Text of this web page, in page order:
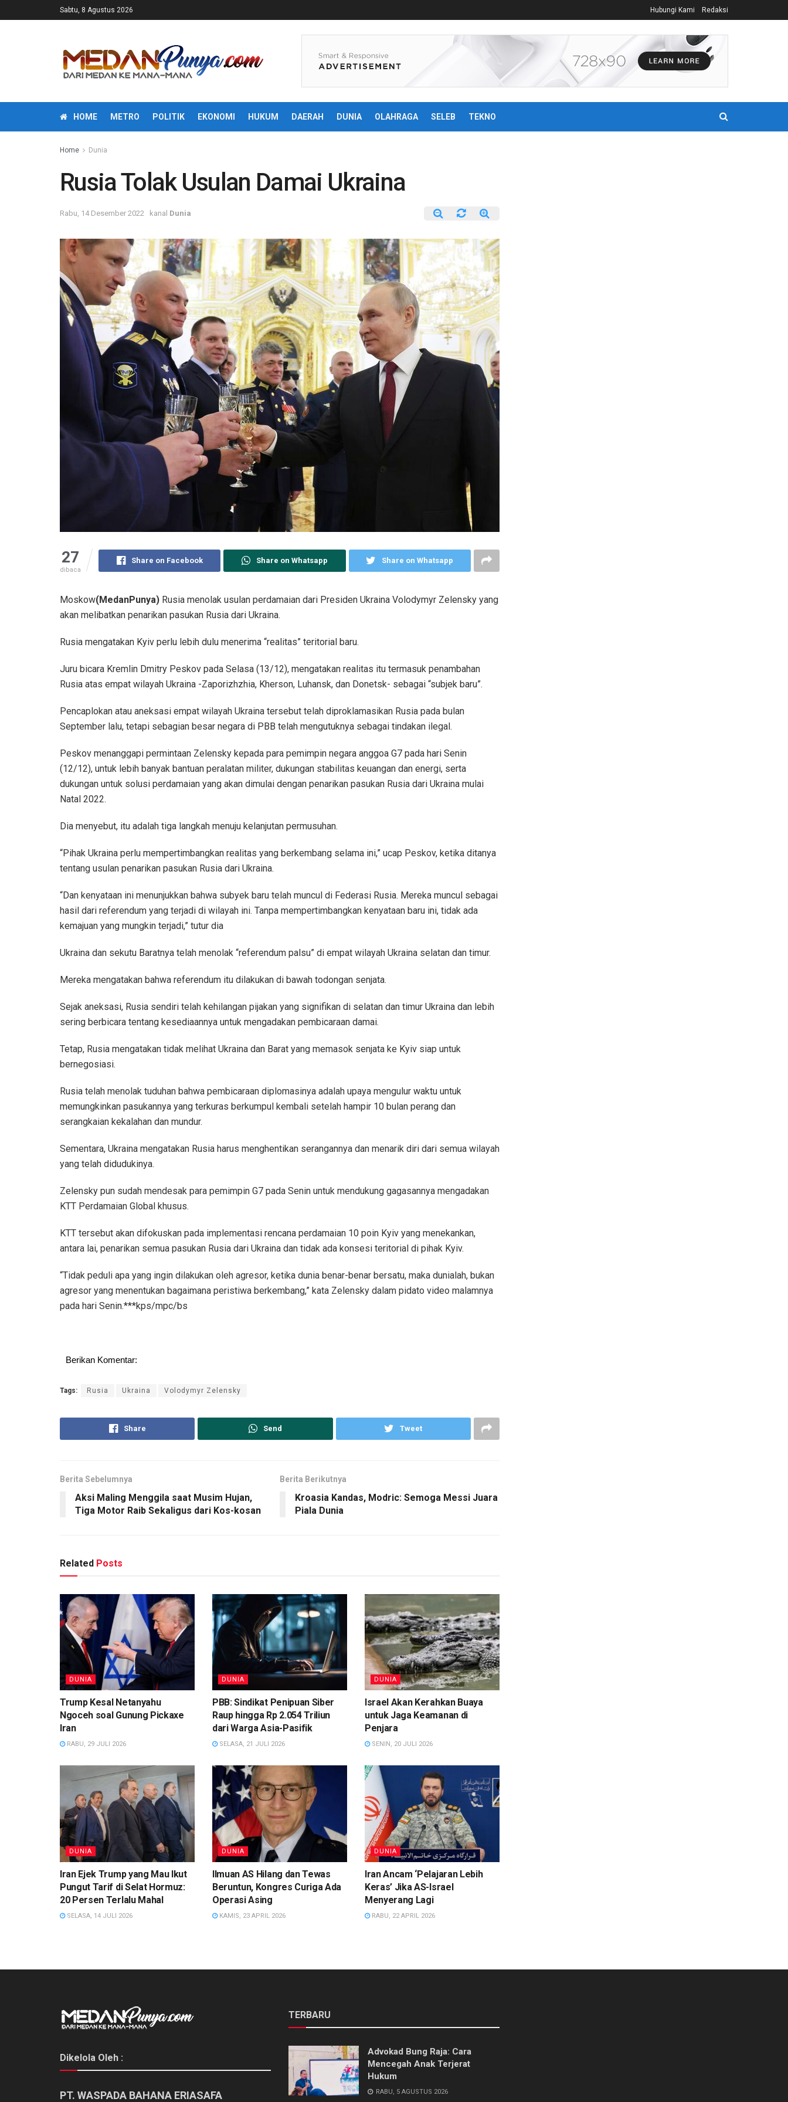
Sabtu, 8 Agustus 2026 Hubungi Kami Redaksi
HOME METRO POLITIK EKONOMI HUKUM DAERAH DUNIA OLAHRAGA SELEB TEKNO
Home Dunia
Rusia Tolak Usulan Damai Ukraina
Rabu, 14 Desember 2022 kanal Dunia
27
dibaca
Share on Facebook Share on Whatsapp Share on Whatsapp
Moskow(MedanPunya) Rusia menolak usulan perdamaian dari Presiden Ukraina Volodymyr Zelensky yang
akan melibatkan penarikan pasukan Rusia dari Ukraina.
Rusia mengatakan Kyiv perlu lebih dulu menerima “realitas” teritorial baru.
Juru bicara Kremlin Dmitry Peskov pada Selasa (13/12), mengatakan realitas itu termasuk penambahan
Rusia atas empat wilayah Ukraina -Zaporizhzhia, Kherson, Luhansk, dan Donetsk- sebagai “subjek baru”.
Pencaplokan atau aneksasi empat wilayah Ukraina tersebut telah diproklamasikan Rusia pada bulan
September lalu, tetapi sebagian besar negara di PBB telah mengutuknya sebagai tindakan ilegal.
Peskov menanggapi permintaan Zelensky kepada para pemimpin negara anggoa G7 pada hari Senin
(12/12), untuk lebih banyak bantuan peralatan militer, dukungan stabilitas keuangan dan energi, serta
dukungan untuk solusi perdamaian yang akan dimulai dengan penarikan pasukan Rusia dari Ukraina mulai
Natal 2022.
Dia menyebut, itu adalah tiga langkah menuju kelanjutan permusuhan.
“Pihak Ukraina perlu mempertimbangkan realitas yang berkembang selama ini,” ucap Peskov, ketika ditanya
tentang usulan penarikan pasukan Rusia dari Ukraina.
“Dan kenyataan ini menunjukkan bahwa subyek baru telah muncul di Federasi Rusia. Mereka muncul sebagai
hasil dari referendum yang terjadi di wilayah ini. Tanpa mempertimbangkan kenyataan baru ini, tidak ada
kemajuan yang mungkin terjadi,” tutur dia
Ukraina dan sekutu Baratnya telah menolak “referendum palsu” di empat wilayah Ukraina selatan dan timur.
Mereka mengatakan bahwa referendum itu dilakukan di bawah todongan senjata.
Sejak aneksasi, Rusia sendiri telah kehilangan pijakan yang signifikan di selatan dan timur Ukraina dan lebih
sering berbicara tentang kesediaannya untuk mengadakan pembicaraan damai.
Tetap, Rusia mengatakan tidak melihat Ukraina dan Barat yang memasok senjata ke Kyiv siap untuk
bernegosiasi.
Rusia telah menolak tuduhan bahwa pembicaraan diplomasinya adalah upaya mengulur waktu untuk
memungkinkan pasukannya yang terkuras berkumpul kembali setelah hampir 10 bulan perang dan
serangkaian kekalahan dan mundur.
Sementara, Ukraina mengatakan Rusia harus menghentikan serangannya dan menarik diri dari semua wilayah
yang telah didudukinya.
Zelensky pun sudah mendesak para pemimpin G7 pada Senin untuk mendukung gagasannya mengadakan
KTT Perdamaian Global khusus.
KTT tersebut akan difokuskan pada implementasi rencana perdamaian 10 poin Kyiv yang menekankan,
antara lai, penarikan semua pasukan Rusia dari Ukraina dan tidak ada konsesi teritorial di pihak Kyiv.
“Tidak peduli apa yang ingin dilakukan oleh agresor, ketika dunia benar-benar bersatu, maka dunialah, bukan
agresor yang menentukan bagaimana peristiwa berkembang,” kata Zelensky dalam pidato video malamnya
pada hari Senin.***kps/mpc/bs
Berikan Komentar:
Tags: Rusia Ukraina Volodymyr Zelensky
Share Send Tweet
Berita Sebelumnya
Aksi Maling Menggila saat Musim Hujan,
Tiga Motor Raib Sekaligus dari Kos-kosan
Berita Berikutnya
Kroasia Kandas, Modric: Semoga Messi Juara
Piala Dunia
Related Posts
DUNIA
Trump Kesal Netanyahu
Ngoceh soal Gunung Pickaxe
Iran
RABU, 29 JULI 2026
DUNIA
PBB: Sindikat Penipuan Siber
Raup hingga Rp 2.054 Triliun
dari Warga Asia-Pasifik
SELASA, 21 JULI 2026
DUNIA
Israel Akan Kerahkan Buaya
untuk Jaga Keamanan di
Penjara
SENIN, 20 JULI 2026
DUNIA
Iran Ejek Trump yang Mau Ikut
Pungut Tarif di Selat Hormuz:
20 Persen Terlalu Mahal
SELASA, 14 JULI 2026
DUNIA
Ilmuan AS Hilang dan Tewas
Beruntun, Kongres Curiga Ada
Operasi Asing
KAMIS, 23 APRIL 2026
DUNIA
Iran Ancam ‘Pelajaran Lebih
Keras’ Jika AS-Israel
Menyerang Lagi
RABU, 22 APRIL 2026
Dikelola Oleh :
PT. WASPADA BAHANA ERIASAFA
TERBARU
Advokad Bung Raja: Cara
Mencegah Anak Terjerat
Hukum
RABU, 5 AGUSTUS 2026